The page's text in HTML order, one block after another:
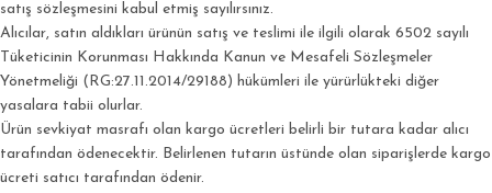
satış sözleşmesini kabul etmiş sayılırsınız.
Alıcılar, satın aldıkları ürünün satış ve teslimi ile ilgili olarak 6502 sayılı
Tüketicinin Korunması Hakkında Kanun ve Mesafeli Sözleşmeler
Yönetmeliği (RG:27.11.2014/29188) hükümleri ile yürürlükteki diğer
yasalara tabii olurlar.
Ürün sevkiyat masrafı olan kargo ücretleri belirli bir tutara kadar alıcı
tarafından ödenecektir. Belirlenen tutarın üstünde olan siparişlerde kargo
ücreti satıcı tarafından ödenir.